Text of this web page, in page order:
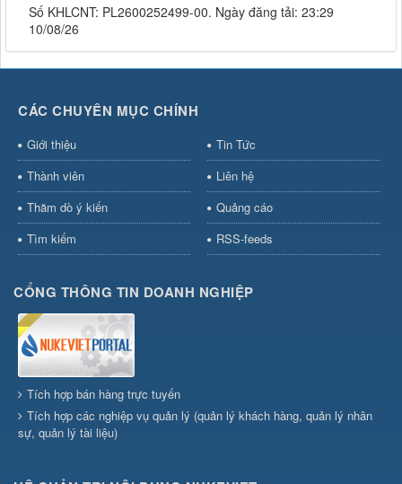
Số KHLCNT: PL2600252499-00. Ngày đăng tải: 23:29
10/08/26
CÁC CHUYÊN MỤC CHÍNH
Giới thiệu
Tin Tức
Thành viên
Liên hệ
Thăm dò ý kiến
Quảng cáo
Tìm kiếm
RSS-feeds
CỔNG THÔNG TIN DOANH NGHIỆP
Tích hợp bán hàng trực tuyến
Tích hợp các nghiệp vụ quản lý (quản lý khách hàng, quản lý nhân
sự, quản lý tài liệu)